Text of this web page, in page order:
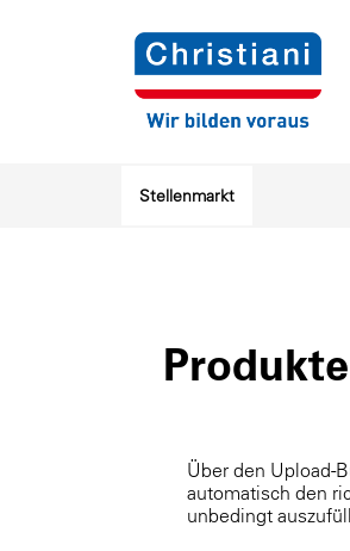
Stellenmarkt
Über den Upload-
automatisch den
unbedingt